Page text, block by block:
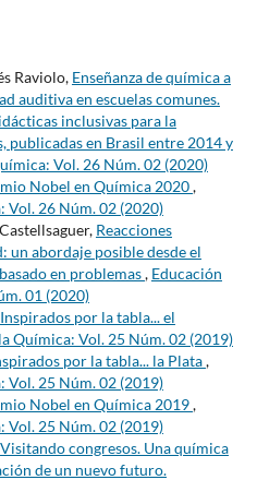
Raviolo, Enseñanza de química a
auditiva en escuelas comunes.
inclusivas para la
publicadas en Brasil entre 2014 y
Vol. 26 Núm. 02 (2020)
Nobel en Química 2020,
Vol. 26 Núm. 02 (2020)
Reacciones
un abordaje posible desde el
en problemas, Educación
01 (2020)
Inspirados por la tabla... el
Química: Vol. 25 Núm. 02 (2019)
por la tabla... la Plata,
Vol. 25 Núm. 02 (2019)
Nobel en Química 2019,
Vol. 25 Núm. 02 (2019)
Visitando congresos. Una química
de un nuevo futuro.